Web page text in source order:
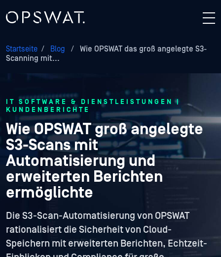
Startseite / Blog /
Wie OPSWAT das groß angelegte S3-
Scanning mit...
IT SOFTWARE & DIENSTLEISTUNGEN |
KUNDENBERICHTE
Wie OPSWAT groß angelegte
S3-Scans mit
Automatisierung und
erweiterten Berichten
ermöglichte
Die S3-Scan-Automatisierung von OPSWAT
rationalisiert die Sicherheit von Cloud-
Speichern mit erweiterten Berichten, Echtzeit-